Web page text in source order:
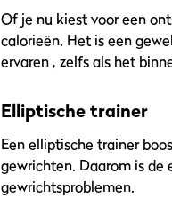
Of je nu kiest voor een
calorieën. Het is een
ervaren , zelfs als het
Elliptische trainer
Een elliptische trainer
gewrichten. Daarom is
gewrichtsproblemen.